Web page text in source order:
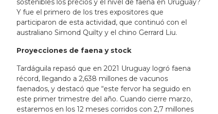
sostenibles los precios y el nivel de faena en Uruguay?
Y fue el primero de los tres expositores que
participaron de esta actividad, que continuó con el
australiano Simond Quilty y el chino Gerrard Liu.
Proyecciones de faena y stock
Tardáguila repasó que en 2021 Uruguay logró faena
récord, llegando a 2,638 millones de vacunos
faenados, y destacó que “este fervor ha seguido en
este primer trimestre del año. Cuando cierre marzo,
estaremos en los 12 meses corridos con 2,7 millones